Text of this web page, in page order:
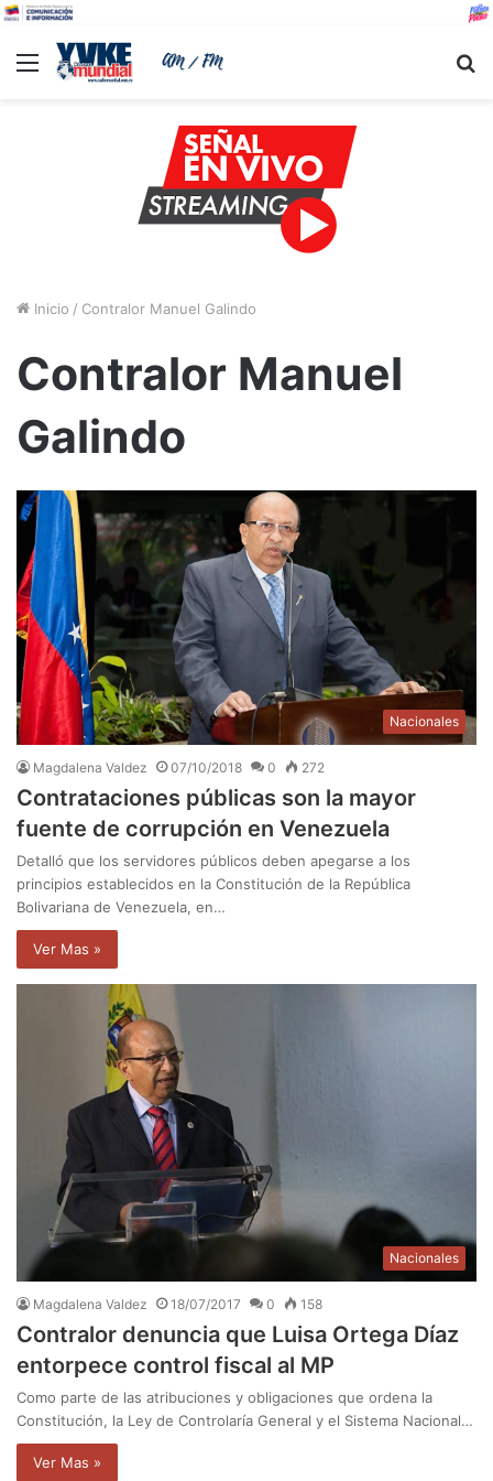
Menu
Inicio / Contralor Manuel Galindo
Contralor Manuel
Galindo
Nacionales
Magdalena Valdez 07/10/2018 0 272
Contrataciones públicas son la mayor
fuente de corrupción en Venezuela
Detalló que los servidores públicos deben apegarse a los
principios establecidos en la Constitución de la República
Bolivariana de Venezuela, en…
Ver Mas »
Nacionales
Magdalena Valdez 18/07/2017 0 158
Contralor denuncia que Luisa Ortega Díaz
entorpece control fiscal al MP
Como parte de las atribuciones y obligaciones que ordena la
Constitución, la Ley de Controlaría General y el Sistema Nacional…
Ver Mas »